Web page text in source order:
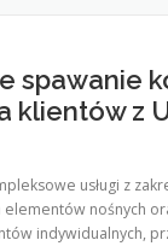
spawanie
klientów z
usługi z
elementów nośnych
indywidualnych,